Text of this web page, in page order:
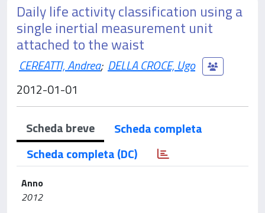
Daily life activity classification using a
single inertial measurement unit
attached to the waist
CEREATTI, Andrea; DELLA CROCE, Ugo
2012-01-01
Scheda breve
Scheda completa
Scheda completa (DC)
Anno
2012